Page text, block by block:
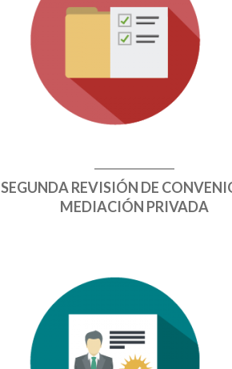
SEGUNDA REVISIÓN DE
MEDIACIÓN PRIVADA